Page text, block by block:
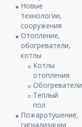
Новые
технологии,
сооружения
Отопление,
обогреватели,
котлы
Котлы
отопления
Обогреватели
Теплый
пол
Пожаротушение,
сигнализации